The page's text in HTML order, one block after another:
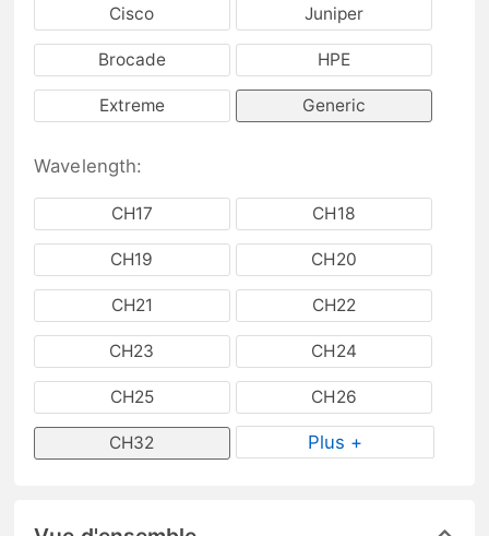
Cisco Juniper
Brocade HPE
Extreme Generic
Wavelength:
CH17 CH18
CH19 CH20
CH21 CH22
CH23 CH24
CH25 CH26
CH32 Plus +